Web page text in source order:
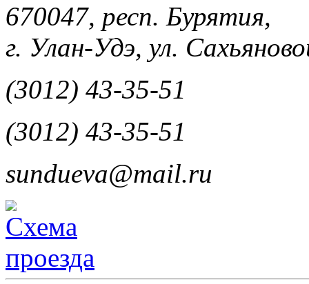
670047, респ. Бурятия,
г. Улан-Удэ, ул.
(3012) 43-35-51
(3012) 43-35-51
sundueva@mail.ru